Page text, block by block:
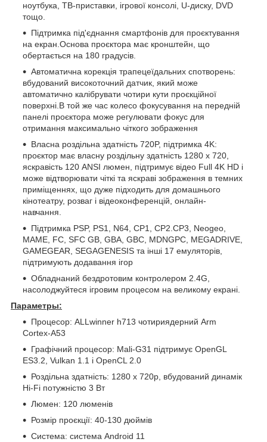
ноутбука, ТВ-приставки, ігрової консолі, U-диску, DVD
тощо.
Підтримка під'єднання смартфонів для проєктування
на екран.Основа проєктора має кронштейн, що
обертається на 180 градусів.
Автоматична корекція трапецеїдальних спотворень:
вбудований високоточний датчик, який може
автоматично калібрувати чотири кути проєкційної
поверхні.В той же час колесо фокусування на передній
панелі проєктора може регулювати фокус для
отримання максимально чіткого зображення
Власна роздільна здатність 720P, підтримка 4K:
проєктор має власну роздільну здатність 1280 x 720,
яскравість 120 ANSI люмен, підтримує відео Full 4K HD і
може відтворювати чіткі та яскраві зображення в темних
приміщеннях, що дуже підходить для домашнього
кінотеатру, розваг і відеоконференцій, онлайн-
навчання.
Підтримка PSP, PS1, N64, CP1, CP2.CP3, Neogeo,
MAME, FC, SFC GB, GBA, GBC, MDNGPC, MEGADRIVE,
GAMEGEAR, SEGAGENESIS та інші 17 емуляторів,
підтримують додавання ігор
Обладнаний бездротовим контролером 2.4G,
насолоджуйтеся ігровим процесом на великому екрані.
Параметры:
Процесор: ALLwinner h713 чотириядерний Arm
Cortex-A53
Графічний процесор: Mali-G31 підтримує OpenGL
ES3.2, Vulkan 1.1 і OpenCL 2.0
Роздільна здатність: 1280 x 720p, вбудований динамік
Hi-Fi потужністю 3 Вт
Люмен: 120 люменів
Розмір проєкції: 40-130 дюймів
Система: система Android 11